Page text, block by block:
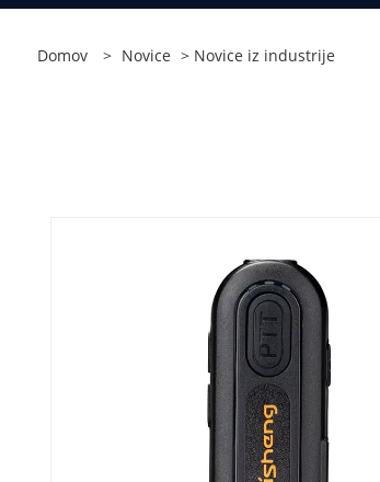
Domov > Novice > Novice iz industrije